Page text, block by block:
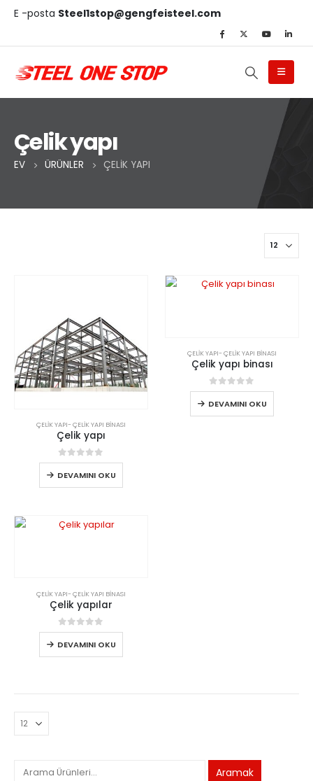
E -posta Steel1stop@gengfeisteel.com
Çelik yapı
EV ÜRÜNLER ÇELIK YAPI
ÇELIK YAPI- ÇELIK YAPI BINASI
Çelik yapı
05 üzerinden
DEVAMINI OKU
ÇELIK YAPI- ÇELIK YAPI BINASI
Çelik yapı binası
05 üzerinden
DEVAMINI OKU
ÇELIK YAPI- ÇELIK YAPI BINASI
Çelik yapılar
05 üzerinden
DEVAMINI OKU
Aramak